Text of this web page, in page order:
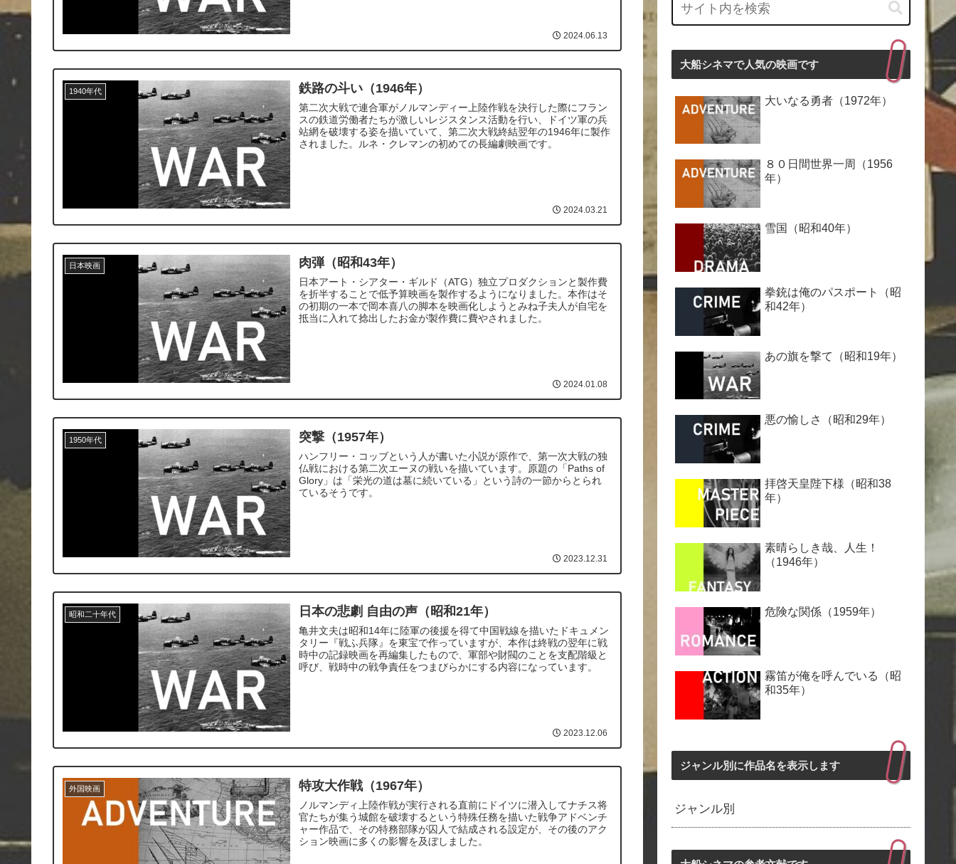
2024.06.13
1940年代 鉄路の斗い（1946年）
第二次大戦で連合軍がノルマンディー上陸作戦を決行した際にフラン
スの鉄道労働者たちが激しいレジスタンス活動を行い、ドイツ軍の兵
站網を破壊する姿を描いていて、第二次大戦終結翌年の1946年に製作
されました。ルネ・クレマンの初めての長編劇映画です。
2024.03.21
日本映画 肉弾（昭和43年）
日本アート・シアター・ギルド（ATG）独立プロダクションと製作費
を折半することで低予算映画を製作するようになりました。本作はそ
の初期の一本で岡本喜八の脚本を映画化しようとみね子夫人が自宅を
抵当に入れて捻出したお金が製作費に費やされました。
2024.01.08
1950年代 突撃（1957年）
ハンフリー・コッブという人が書いた小説が原作で、第一次大戦の独
仏戦における第二次エーヌの戦いを描いています。原題の「Paths of
Glory」は「栄光の道は墓に続いている」という詩の一節からとられ
ているそうです。
2023.12.31
昭和二十年代 日本の悲劇 自由の声（昭和21年）
亀井文夫は昭和14年に陸軍の後援を得て中国戦線を描いたドキュメン
タリー『戦ふ兵隊』を東宝で作っていますが、本作は終戦の翌年に戦
時中の記録映画を再編集したもので、軍部や財閥のことを支配階級と
呼び、戦時中の戦争責任をつまびらかにする内容になっています。
2023.12.06
外国映画 特攻大作戦（1967年）
ノルマンディ上陸作戦が実行される直前にドイツに潜入してナチス将
官たちが集う城館を破壊するという特殊任務を描いた戦争アドベンチ
ャー作品で、その特務部隊が囚人で結成される設定が、その後のアク
ション映画に多くの影響を及ぼしました。
大船シネマで人気の映画です
大いなる勇者（1972年）
８０日間世界一周（1956
年）
雪国（昭和40年）
拳銃は俺のパスポート（昭
和42年）
あの旗を撃て（昭和19年）
悪の愉しさ（昭和29年）
拝啓天皇陛下様（昭和38
年）
素晴らしき哉、人生！
（1946年）
危険な関係（1959年）
霧笛が俺を呼んでいる（昭
和35年）
ジャンル別に作品名を表示します
ジャンル別